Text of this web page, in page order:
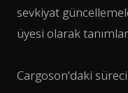
sevkiyat
üyesi olarak
Cargoson'daki